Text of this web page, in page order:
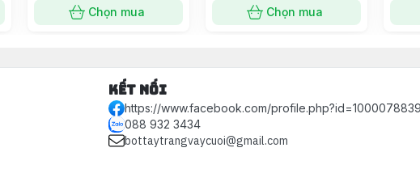
Chọn mua Chọn mua
Kết nối
https://www.facebook.com/
088 932 3434
bottaytrangvaycuoi@gmail.com